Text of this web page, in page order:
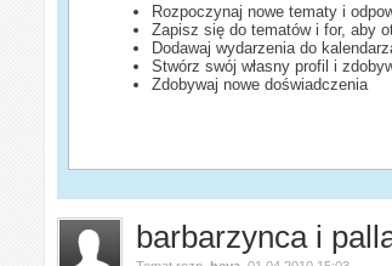
Rozpoczynaj nowe tematy i
Zapisz się do tematów i for, aby
Dodawaj wydarzenia do
Stwórz swój własny profil i
Zdobywaj nowe doświadczenia
barbarzynca i